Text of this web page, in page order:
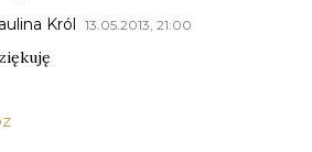
Król 13.05.2013, 21:00